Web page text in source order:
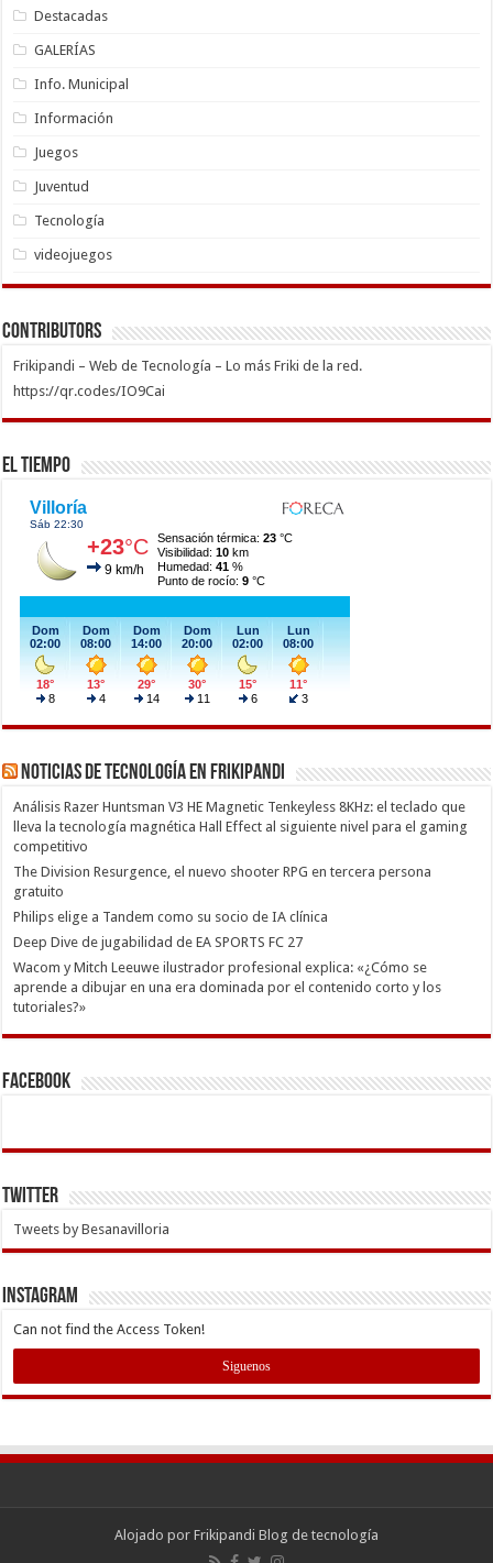
Destacadas
GALERÍAS
Info. Municipal
Información
Juegos
Juventud
Tecnología
videojuegos
Contributors
Frikipandi – Web de Tecnología – Lo más Friki de la red.
https://qr.codes/IO9Cai
El Tiempo
Noticias de Tecnología en Frikipandi
Análisis Razer Huntsman V3 HE Magnetic Tenkeyless 8KHz: el teclado que
lleva la tecnología magnética Hall Effect al siguiente nivel para el gaming
competitivo
The Division Resurgence, el nuevo shooter RPG en tercera persona
gratuito
Philips elige a Tandem como su socio de IA clínica
Deep Dive de jugabilidad de EA SPORTS FC 27
Wacom y Mitch Leeuwe ilustrador profesional explica: «¿Cómo se
aprende a dibujar en una era dominada por el contenido corto y los
tutoriales?»
Facebook
Twitter
Tweets by Besanavilloria
INSTAGRAM
Can not find the Access Token!
Siguenos
Alojado por Frikipandi Blog de tecnología